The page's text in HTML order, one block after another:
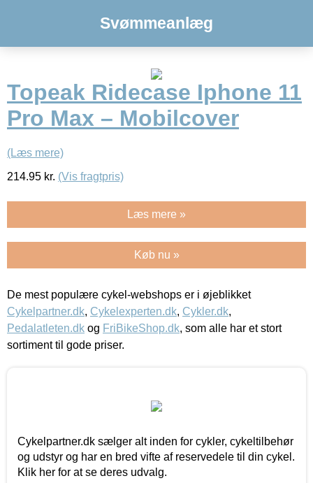
Svømmeanlæg
Topeak Ridecase Iphone 11
Pro Max – Mobilcover
(Læs mere)
214.95 kr. (Vis fragtpris)
Læs mere »
Køb nu »
De mest populære cykel-webshops er i øjeblikket
Cykelpartner.dk, Cykelexperten.dk, Cykler.dk,
Pedalatleten.dk og FriBikeShop.dk, som alle har et stort
sortiment til gode priser.
Cykelpartner.dk sælger alt inden for cykler, cykeltilbehør
og udstyr og har en bred vifte af reservedele til din cykel.
Klik her for at se deres udvalg.